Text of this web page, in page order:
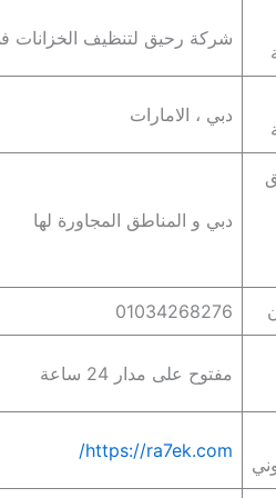
شركة رحيق لتنظيف الخزانات
دبي ، الامارات
دبي و المناطق المجاورة لها
01034268276
مفتوح على مدار 24 ساعة
https://ra7ek.com/